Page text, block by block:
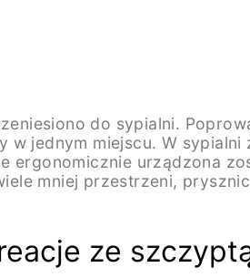
do sypialni.
jednym miejscu. W
urządzona
mniej przestrzeni,
ze